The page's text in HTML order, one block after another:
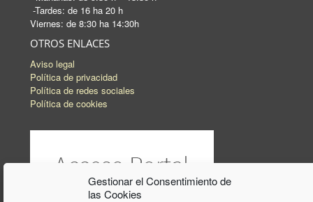
Gestionar el Consentimiento de
las Cookies
-Tardes: de 16 ha 20 h
Viernes: de 8:30 ha 14:30h
OTROS ENLACES
Aviso legal
Política de privacidad
Política de redes sociales
Política de cookies